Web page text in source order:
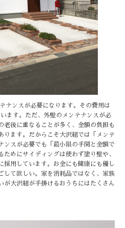
ナンスが必要になります。その費用は
ます。ただ、外壁のメンテナンスが必
老後に重なることが多く、金額の負担も
ります。だからこそ大沢組では「メンテ
ンスが必要でも「最小限の手間と金額で
ためにサイディングは使わず塗り壁や、
採用しています。お金にも健康にも優し
して欲しい。家を消耗品ではなく、家族
が大沢組が手掛けるおうちにはたくさん